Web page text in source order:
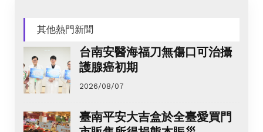
其他熱門新聞
台南安醫海福刀無傷口可治攝
護腺癌初期
2026/08/07
臺南平安大吉盒於全臺愛買門